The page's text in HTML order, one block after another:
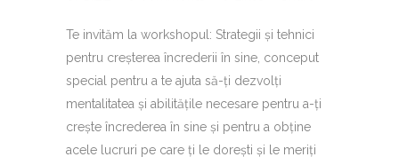
Te invităm la workshopul: Strategii și tehnici
pentru creșterea încrederii în sine, conceput
special pentru a te ajuta să-ți dezvolți
mentalitatea și abilitățile necesare pentru a-ți
crește încrederea în sine și pentru a obține
acele lucruri pe care ți le dorești și le meriți